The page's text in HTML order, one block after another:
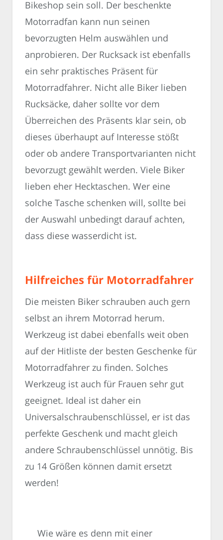
Bikeshop sein soll. Der beschenkte
Motorradfan kann nun seinen
bevorzugten Helm auswählen und
anprobieren. Der Rucksack ist ebenfalls
ein sehr praktisches Präsent für
Motorradfahrer. Nicht alle Biker lieben
Rucksäcke, daher sollte vor dem
Überreichen des Präsents klar sein, ob
dieses überhaupt auf Interesse stößt
oder ob andere Transportvarianten nicht
bevorzugt gewählt werden. Viele Biker
lieben eher Hecktaschen. Wer eine
solche Tasche schenken will, sollte bei
der Auswahl unbedingt darauf achten,
dass diese wasserdicht ist.
Hilfreiches für Motorradfahrer
Die meisten Biker schrauben auch gern
selbst an ihrem Motorrad herum.
Werkzeug ist dabei ebenfalls weit oben
auf der Hitliste der besten Geschenke für
Motorradfahrer zu finden. Solches
Werkzeug ist auch für Frauen sehr gut
geeignet. Ideal ist daher ein
Universalschraubenschlüssel, er ist das
perfekte Geschenk und macht gleich
andere Schraubenschlüssel unnötig. Bis
zu 14 Größen können damit ersetzt
werden!
Wie wäre es denn mit einer